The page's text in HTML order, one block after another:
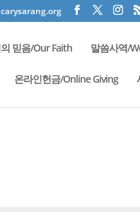
믿음/Our Faith 말씀사역/
온라인헌금/Online Giving